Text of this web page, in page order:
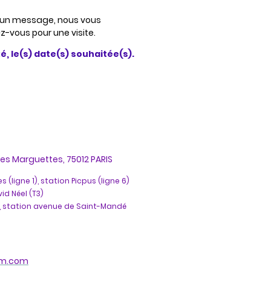
message, nous vous
vous pour une visite.
le(s) date(s) souhaitée(s).
Marguettes, 75012 PARIS
(ligne 1), station Picpus (ligne 6)
Néel (T3)
station avenue de Saint-Mandé